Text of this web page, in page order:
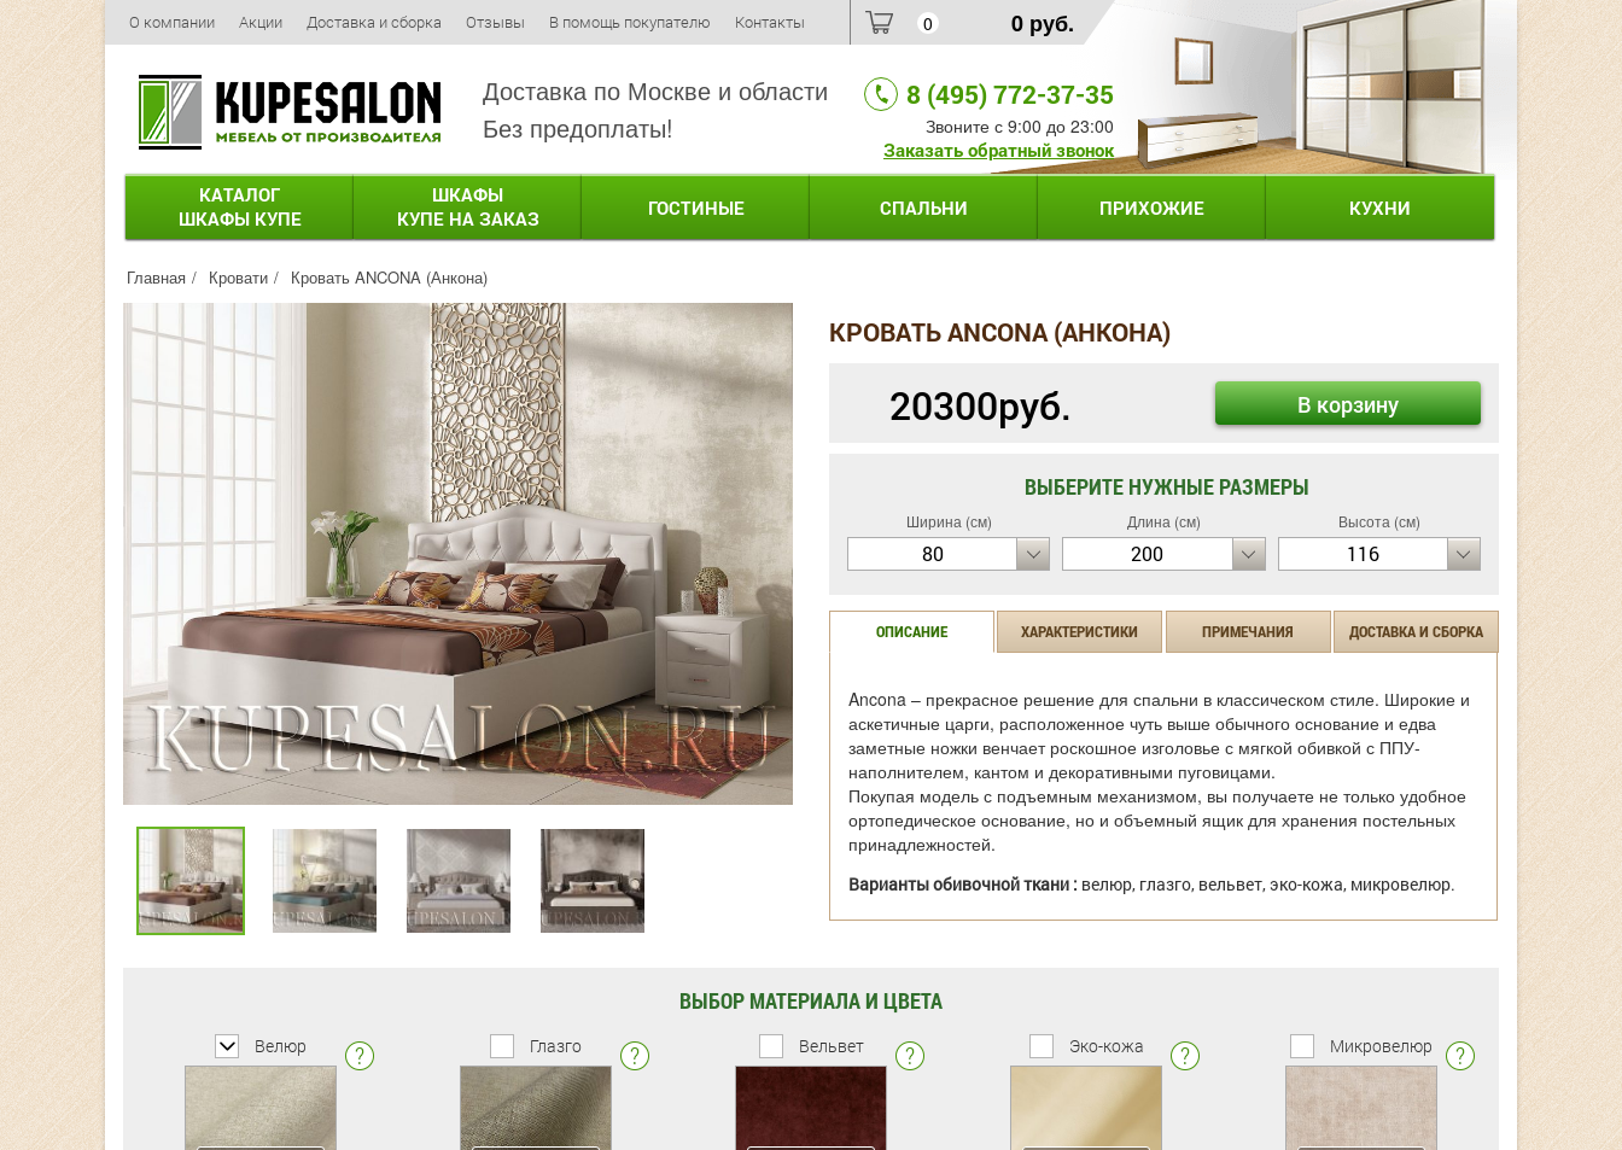
О компании Акции Доставка и сборка Отзывы В помощь покупателю Контакты 0 0 руб.
Доставка по Москве и области
Без предоплаты!
8 (495) 772-37-35
Звоните с 9:00 до 23:00
Заказать обратный звонок
КАТАЛОГ
ШКАФЫ КУПЕ
ШКАФЫ
КУПЕ НА ЗАКАЗ
ГОСТИНЫЕ СПАЛЬНИ ПРИХОЖИЕ КУХНИ
Главная Кровати Кровать ANCONA (Анкона)
КРОВАТЬ ANCONA (АНКОНА)
20300руб. В корзину
ВЫБЕРИТЕ НУЖНЫЕ РАЗМЕРЫ
Ширина (см)
80
Длина (см)
200
Высота (см)
116
ОПИСАНИЕ ХАРАКТЕРИСТИКИ ПРИМЕЧАНИЯ ДОСТАВКА И СБОРКА
Ancona – прекрасное решение для спальни в классическом стиле. Широкие и
аскетичные царги, расположенное чуть выше обычного основание и едва
заметные ножки венчает роскошное изголовье с мягкой обивкой с ППУ-
наполнителем, кантом и декоративными пуговицами.
Покупая модель с подъемным механизмом, вы получаете не только удобное
ортопедическое основание, но и объемный ящик для хранения постельных
принадлежностей.
Варианты обивочной ткани : велюр, глазго, вельвет, эко-кожа, микровелюр.
ВЫБОР МАТЕРИАЛА И ЦВЕТА
Велюр Глазго Вельвет Эко-кожа Микровелюр